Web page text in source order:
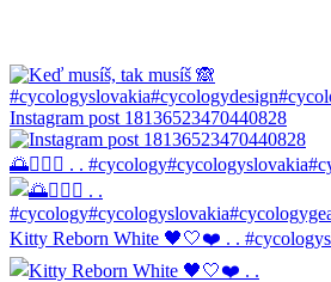
Instagram post 18136523470440828
🌅🚴🏼‍♀️ . .
Kitty Reborn White 🖤🤍❤️ . .